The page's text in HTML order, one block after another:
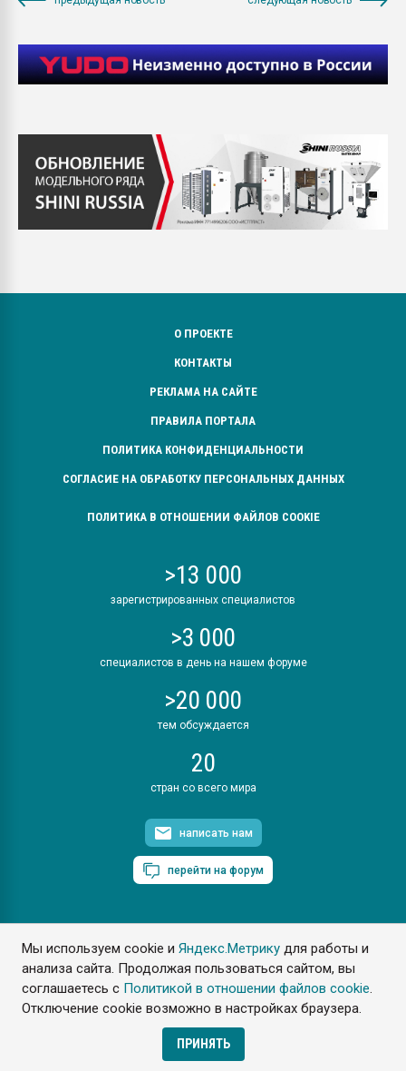
Мы используем cookie иЯндекс.Метрику для работы и
анализа сайта. Продолжая пользоваться сайтом, вы
соглашаетесь с Политикой в отношении файлов cookie.
Отключение cookie возможно в настройках браузера.
ПРИНЯТЬ
О ПРОЕКТЕ
КОНТАКТЫ
РЕКЛАМА НА САЙТЕ
ПРАВИЛА ПОРТАЛА
ПОЛИТИКА КОНФИДЕНЦИАЛЬНОСТИ
СОГЛАСИЕ НА ОБРАБОТКУ ПЕРСОНАЛЬНЫХ ДАННЫХ
ПОЛИТИКА В ОТНОШЕНИИ ФАЙЛОВ COOKIE
>13 000
зарегистрированных специалистов
>3 000
специалистов в день на нашем форуме
>20 000
тем обсуждается
20
стран со всего мира
написать нам
перейти на форум
ПластЭксперт © 2006. Все права защищены
Разрешается копирование материалов сайта с обязательной
ссылкой на www.e-plastic.ru
Разработка сайта